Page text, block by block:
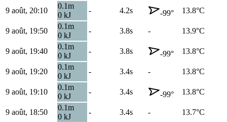
9 août, 20:10
0.1m
0 kJ
- 4.2s -99° 13.8°C
9 août, 19:50
0.1m
0 kJ
- 3.8s - 13.9°C
9 août, 19:40
0.1m
0 kJ
- 3.8s -99° 13.8°C
9 août, 19:20
0.1m
0 kJ
- 3.4s - 13.8°C
9 août, 19:10
0.1m
0 kJ
- 3.4s -99° 13.8°C
9 août, 18:50
0.1m
0 kJ
- 3.4s - 13.7°C